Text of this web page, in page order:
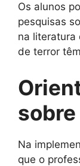
Os alunos
pesquisas
na literatura
de terror
Na
que o